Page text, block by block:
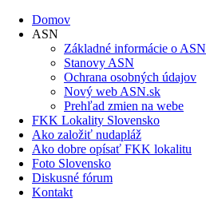
Domov
ASN
Základné informácie o ASN
Stanovy ASN
Ochrana osobných údajov
Nový web ASN.sk
Prehľad zmien na webe
FKK Lokality Slovensko
Ako založiť nudapláž
Ako dobre opísať FKK lokalitu
Foto Slovensko
Diskusné fórum
Kontakt